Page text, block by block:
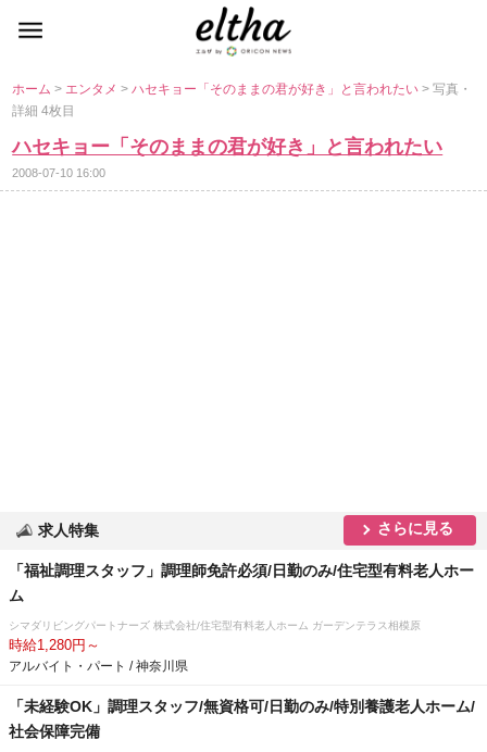
ホーム> エンタメ>ハセキョー「そのままの君が好き」と言われたい> 写真・
詳細 4枚目
ハセキョー「そのままの君が好き」と言われたい
2008-07-10 16:00
求人特集 さらに見る
「福祉調理スタッフ」調理師免許必須/日勤のみ/住宅型有料老人ホー
ム
シマダリビングパートナーズ 株式会社/住宅型有料老人ホーム ガーデンテラス相模原
時給1,280円～
アルバイト・パート / 神奈川県
「未経験OK」調理スタッフ/無資格可/日勤のみ/特別養護老人ホーム/
社会保障完備